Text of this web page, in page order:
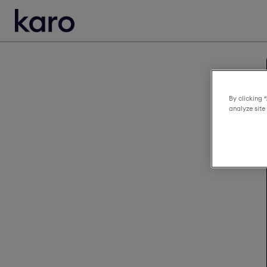
By clicking
analyze